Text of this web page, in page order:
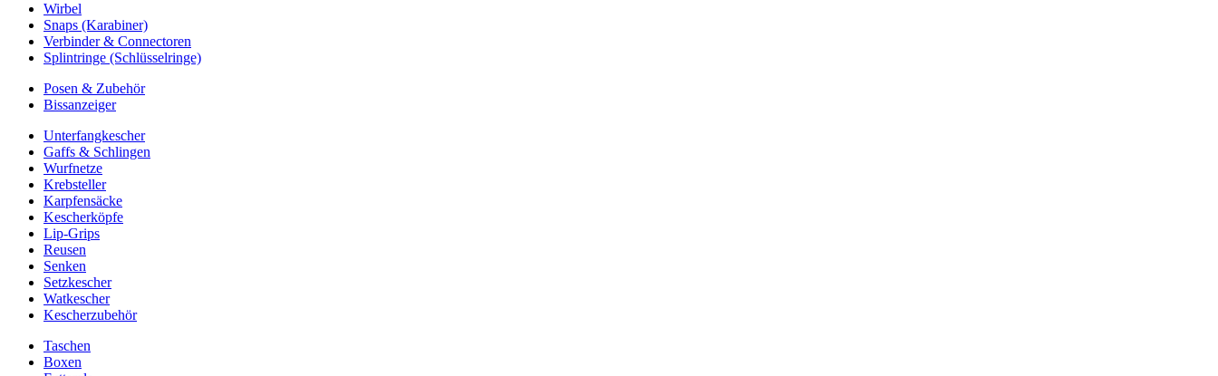
Wirbel
Snaps (Karabiner)
Verbinder & Connectoren
Splintringe (Schlüsselringe)
Posen & Zubehör
Bissanzeiger
Unterfangkescher
Gaffs & Schlingen
Wurfnetze
Krebsteller
Karpfensäcke
Kescherköpfe
Lip-Grips
Reusen
Senken
Setzkescher
Watkescher
Kescherzubehör
Taschen
Boxen